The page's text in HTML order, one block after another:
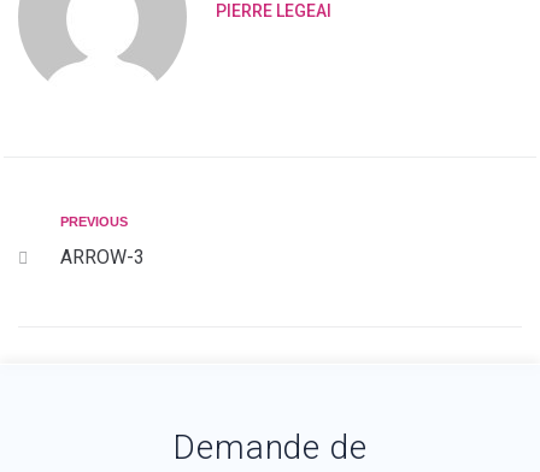
PIERRE LEGEAI
PREVIOUS
ARROW-3
Demande de